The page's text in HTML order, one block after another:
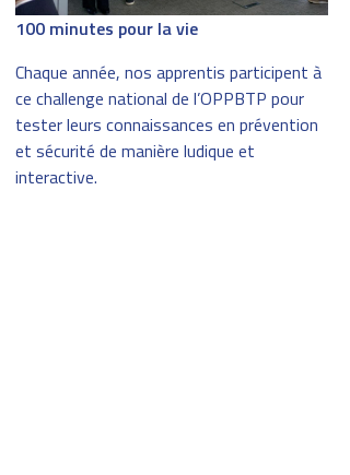
100 minutes pour la vie
Chaque année, nos apprentis participent à
ce challenge national de l’OPPBTP pour
tester leurs connaissances en prévention
et sécurité de manière ludique et
interactive.